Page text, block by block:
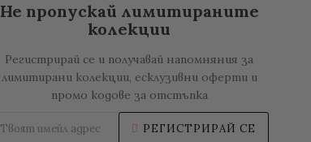
Не пропускай лимитираните
колекции
Регистрирай се и получавай напомняния за
лимитирани колекции, есклузивни оферти и
промо кодове за отстъпка
РЕГИСТРИРАЙ СЕ